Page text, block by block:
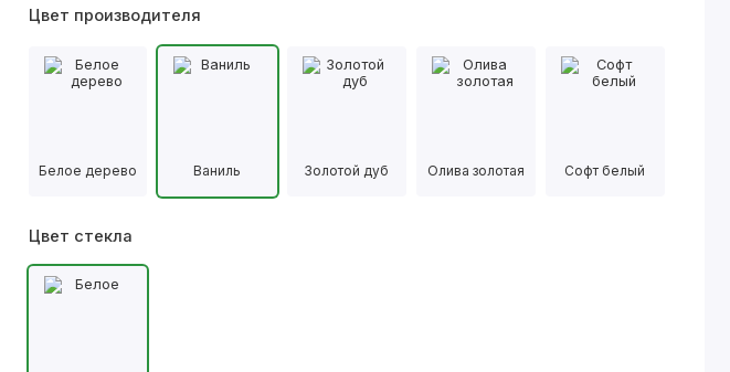
Цвет производителя
Белое дерево Ваниль Золотой дуб Олива золотая Софт белый
Цвет стекла